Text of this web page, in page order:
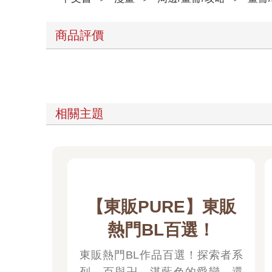
商品評價
相關主題
【東販PURE】東販
熱門BL百選！
東販熱門BL作品百選！探索者系